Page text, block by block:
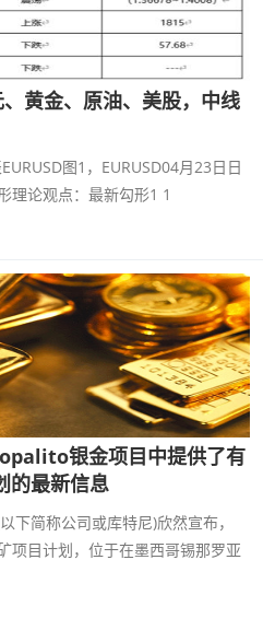
黄金、原油、美股，中线
图1，EURUSD04月23日日
理论观点：最新勾形1 1
银金项目中提供了有
的最新信息
下简称公司或库特尼)欣然宣布，
项目计划，位于在墨西哥锡那罗亚